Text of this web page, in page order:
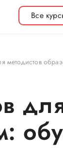
Все
методистов